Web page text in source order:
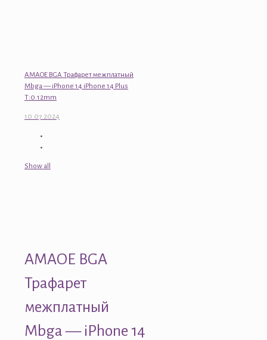
AMAOE BGA Трафарет межплатный
Mbga — iPhone 14 iPhone 14 Plus
T:0.12mm
10.07.2024
Show all
AMAOE BGA
Трафарет
межплатный
Mbga — iPhone 14